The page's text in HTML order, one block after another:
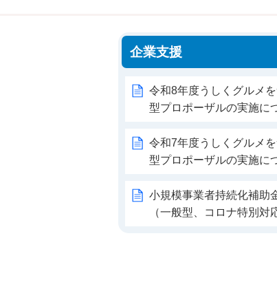
企業支援
令和8年度うしくグルメ
型プロポーザルの実施に
令和7年度うしくグルメ
型プロポーザルの実施に
小規模事業者持続化補助
（一般型、コロナ特別対